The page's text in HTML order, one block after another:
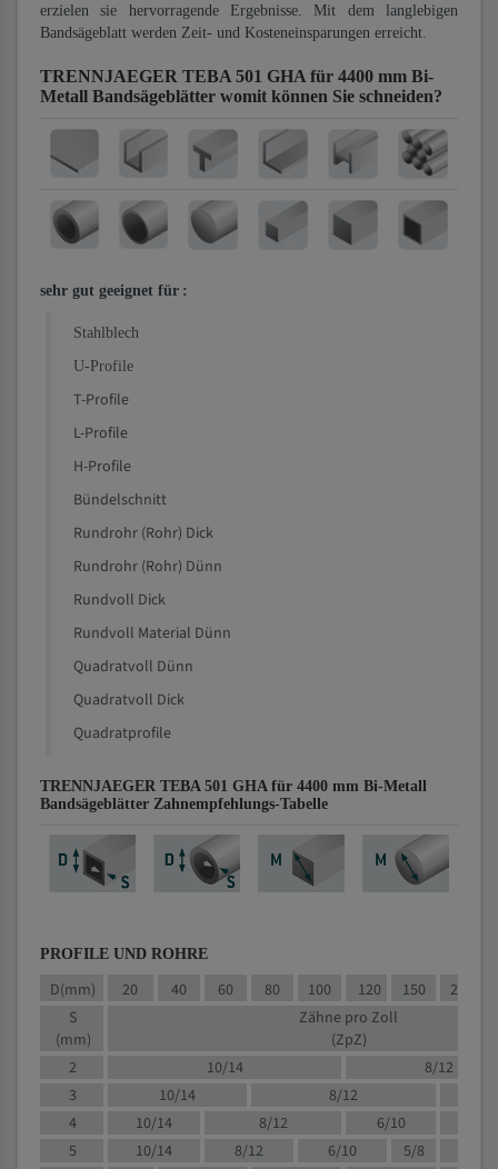
erzielen sie hervorragende Ergebnisse. Mit dem langlebigen
Bandsägeblatt werden Zeit- und Kosteneinsparungen erreicht.
TRENNJAEGER TEBA 501 GHA für 4400 mm Bi-
Metall Bandsägeblätter womit können Sie schneiden?
sehr gut geeignet für :
Stahlblech
U-Profile
T-Profile
L-Profile
H-Profile
Bündelschnitt
Rundrohr (Rohr) Dick
Rundrohr (Rohr) Dünn
Rundvoll Dick
Rundvoll Material Dünn
Quadratvoll Dünn
Quadratvoll Dick
Quadratprofile
TRENNJAEGER TEBA 501 GHA für 4400 mm Bi-Metall
Bandsägeblätter Zahnempfehlungs-Tabelle
PROFILE UND ROHRE
D(mm) 20 40 60 80 100 120 150 200
S
(mm)
Zähne pro Zoll
(ZpZ)
2
10/14
8/12
3
10/14 8/12
4
10/14 8/12 6/10
5
10/14 8/12 6/10
5/8